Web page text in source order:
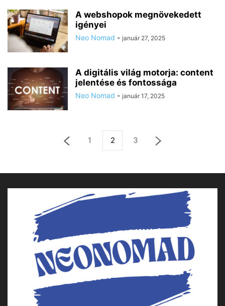
A webshopok megnövekedett
igényei
Neo Nomad - január 27, 2025
A digitális világ motorja: content
jelentése és fontossága
Neo Nomad - január 17, 2025
1 2 3